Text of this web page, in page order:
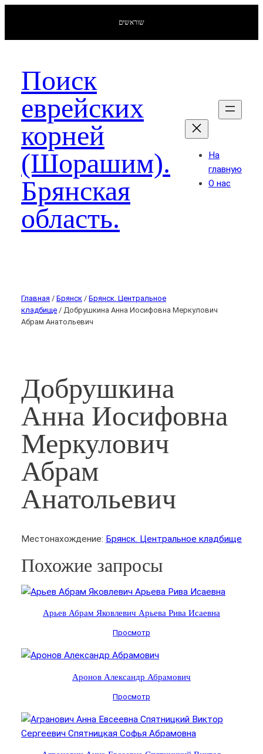
שוראשים
Поиск
еврейских
корней
(Шорашим).
Брянская
область.
На
главную
О нас
Главная / Брянск / Брянск. Центральное
кладбище / Добрушкина Анна Иосифовна Меркулович
Абрам Анатольевич
Добрушкина
Анна Иосифовна
Меркулович
Абрам
Анатольевич
Местонахождение: Брянск. Центральное кладбище
Похожие запросы
Арьев Абрам Яковлевич Арьева Рива Исаевна
Просмотр
Аронов Александр Абрамович
Просмотр